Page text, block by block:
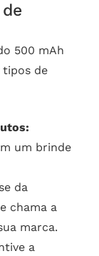
500 mAh
tipos de
um brinde
da
chama a
marca.
a